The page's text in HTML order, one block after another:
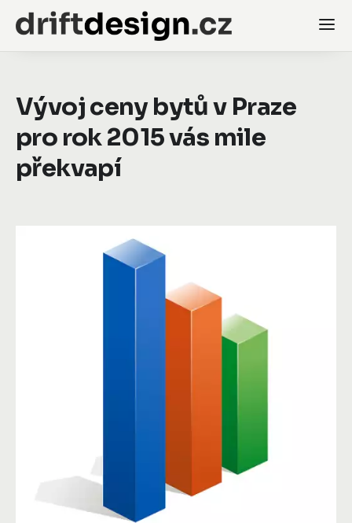
Vývoj ceny bytů v Praze
pro rok 2015 vás mile
překvapí